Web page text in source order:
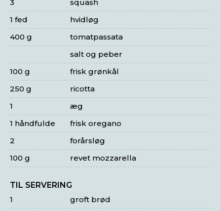
squash
3
hvidløg
1 fed
tomatpassata
400 g
salt og peber
frisk grønkål
100 g
ricotta
250 g
æg
1
frisk oregano
1 håndfulde
forårsløg
2
revet mozzarella
100 g
TIL SERVERING
groft brød
1